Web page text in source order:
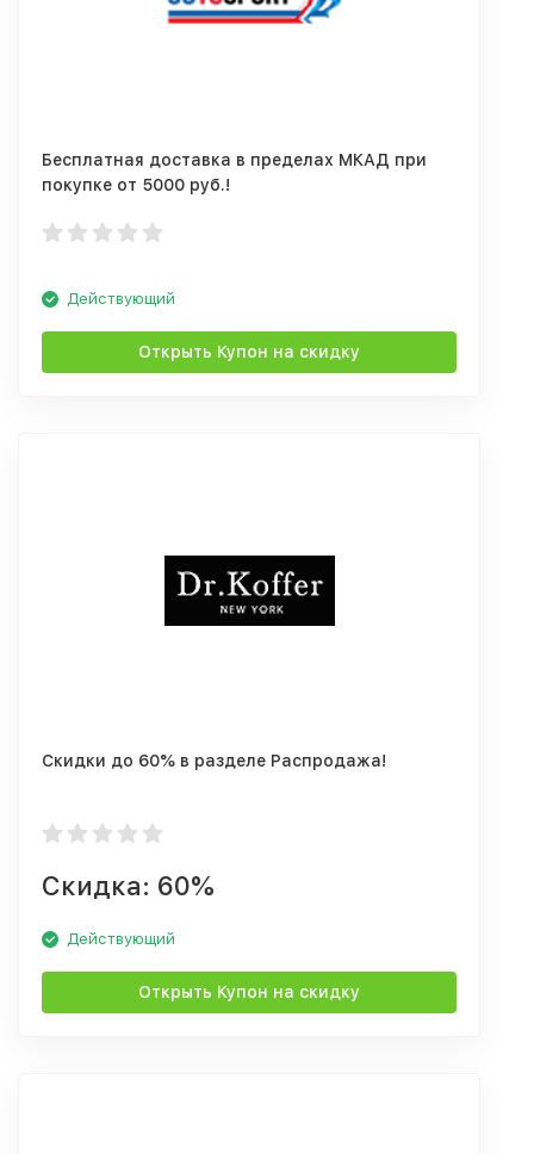
Бесплатная доставка в пределах МКАД при
покупке от 5000 руб.!
Действующий
Открыть Купон на скидку
Скидки до 60% в разделе Распродажа!
Скидка: 60%
Действующий
Открыть Купон на скидку